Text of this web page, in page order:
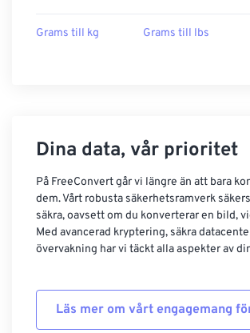
Grams till kg Grams till lbs
Dina data, vår prioritet
På FreeConvert går vi längre än att bara
dem. Vårt robusta säkerhetsramverk
säkra, oavsett om du konverterar en bild,
Med avancerad kryptering, säkra
övervakning har vi täckt alla aspekter av
Läs mer om vårt engagemang